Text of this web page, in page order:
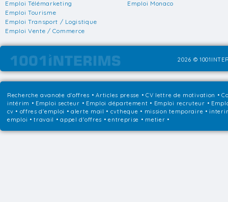
Emploi Télémarketing
Emploi Tourisme
Emploi Transport / Logistique
Emploi Vente / Commerce
Emploi Monaco
2026 ©
Recherche avancée d'offres •Articles presse • CV lettre de motivation •
intérim • Emploi secteur • Emploi département • Emploi recruteur •
cv • offres d'emploi • alerte mail • cvtheque • mission temporaire •
emploi • travail • appel d'offres • entreprise • metier •